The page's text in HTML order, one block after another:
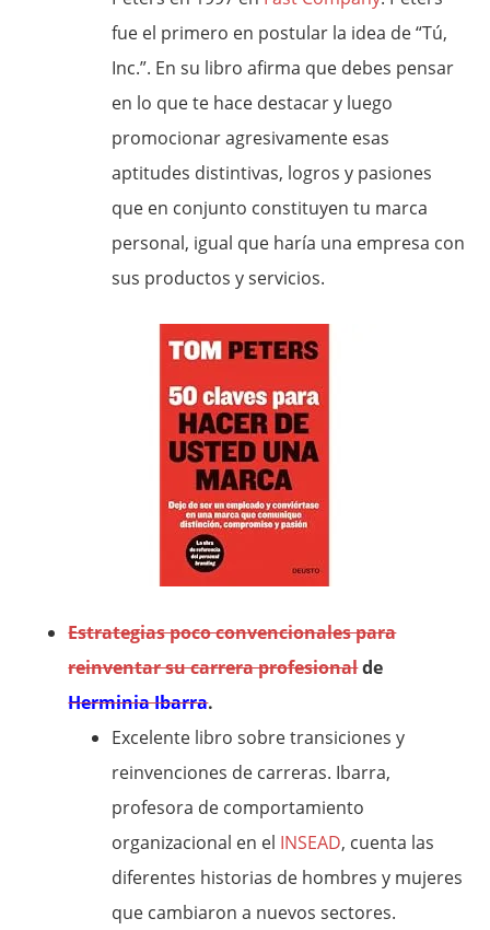
fue el primero en postular la idea de “Tú,
Inc.”. En su libro afirma que debes pensar
en lo que te hace destacar y luego
promocionar agresivamente esas
aptitudes distintivas, logros y pasiones
que en conjunto constituyen tu marca
personal, igual que haría una empresa con
sus productos y servicios.
Estrategias poco convencionales para
reinventar su carrera profesionalde
Herminia Ibarra.
Excelente libro sobre transiciones y
reinvenciones de carreras. Ibarra,
profesora de comportamiento
organizacional en el INSEAD, cuenta las
diferentes historias de hombres y mujeres
que cambiaron a nuevos sectores.